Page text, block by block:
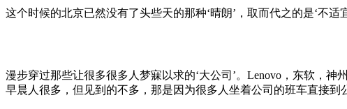
这个时候的北京已然没有了头些天的那种‘晴朗’，取而代之的是‘不
漫步穿过那些让很多很多人梦寐以求的‘大公司’。Lenovo，东软，神
早晨人很多，但见到的不多，那是因为很多人坐着公司的班车直接到